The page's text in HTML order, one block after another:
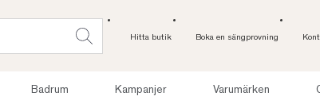
Hitta butik Boka en sängprovning
Badrum Kampanjer Varumärken